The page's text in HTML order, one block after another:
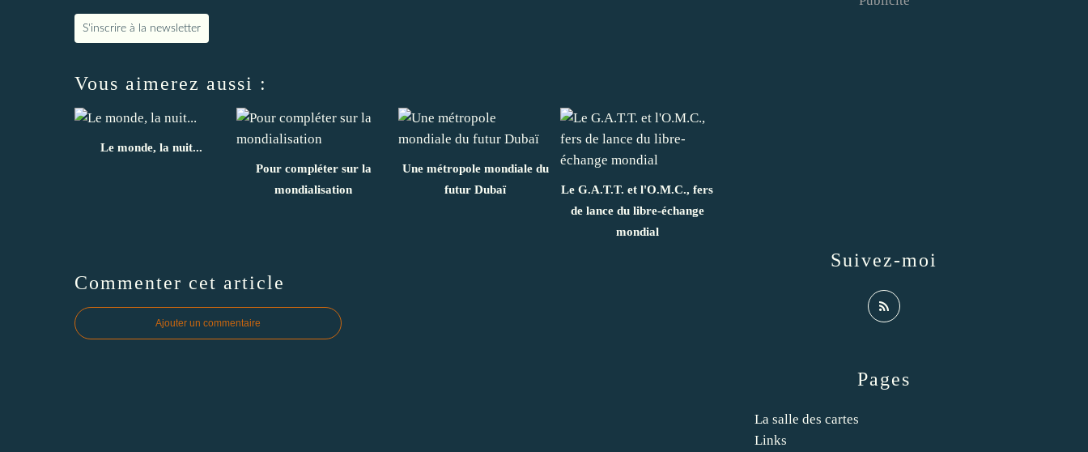
S'inscrire à la newsletter
Vous aimerez aussi :
Le monde, la nuit...
Pour compléter sur la
mondialisation
Une métropole mondiale du
futur Dubaï
Le G.A.T.T. et l'O.M.C., fers
de lance du libre-échange
mondial
Commenter cet article
Ajouter un commentaire
Pages
La salle des cartes
Links
Suivez-moi